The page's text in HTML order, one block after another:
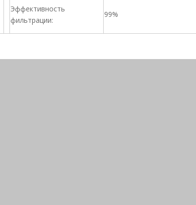
Эффективность
фильтрации:
99%